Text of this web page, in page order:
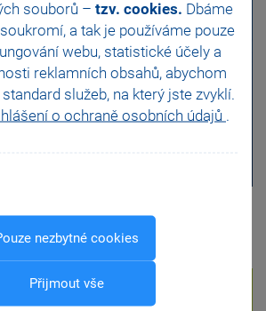
souborů – tzv. cookies. Dbáme
a tak je používáme pouze
webu, statistické účely a
reklamních obsahů, abychom
služeb, na který jste zvyklí.
o ochraně osobních údajů .
nezbytné cookies
Přijmout vše
odeslat výplatní pásky e-mailem?